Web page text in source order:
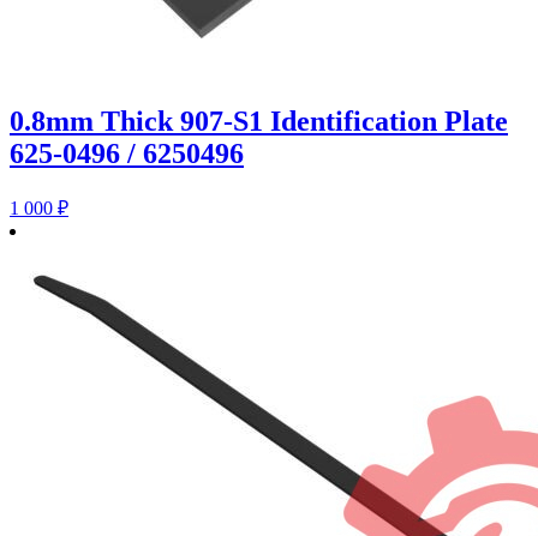
0.8mm Thick 907-S1 Identification Plate
625-0496 / 6250496
1 000 ₽